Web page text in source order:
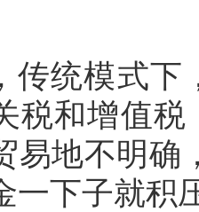
传统模式下
税和增值
易地不明确
一下子就积